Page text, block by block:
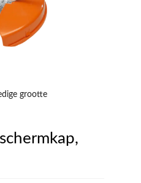
grootte